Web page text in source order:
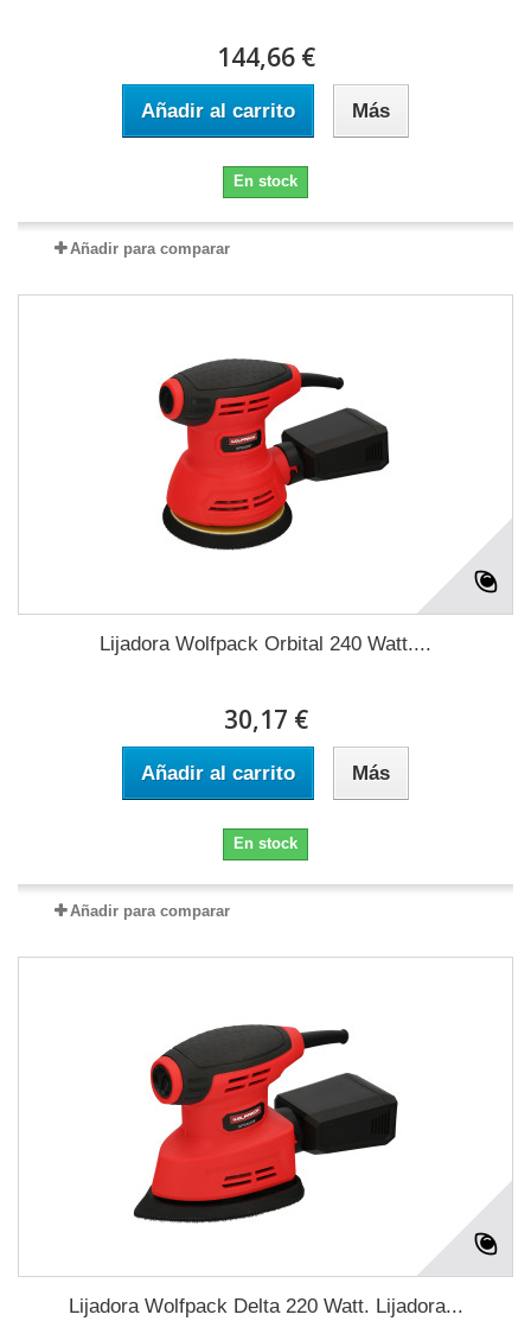
144,66 €
Añadir al carrito Más
En stock
Añadir para comparar
Lijadora Wolfpack Orbital 240 Watt....
30,17 €
Añadir al carrito Más
En stock
Añadir para comparar
Lijadora Wolfpack Delta 220 Watt. Lijadora...